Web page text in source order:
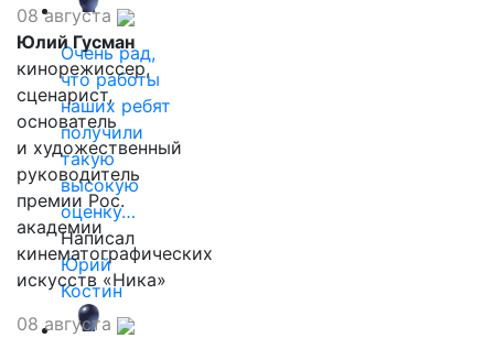
Очень рад,
что работы
наших ребят
получили
такую
высокую
оценку…
Написал
Юрий
Костин
08 августа
Юлий Гусман
кинорежиссер,
сценарист,
основатель
и художественный
руководитель
премии Рос.
академии
кинематографических
искусств «Ника»
08 августа